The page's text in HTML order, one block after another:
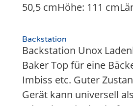
50,5 cmHöhe: 111
Backstation
Backstation Unox
Baker Top für eine
Imbiss etc. Guter
Gerät kann universell